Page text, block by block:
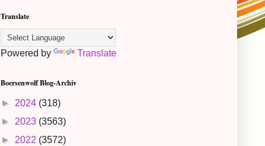
Translate
Powered by Translate
Boersenwolf Blog-Archiv
► 2024 (318)
► 2023 (3563)
► 2022 (3572)